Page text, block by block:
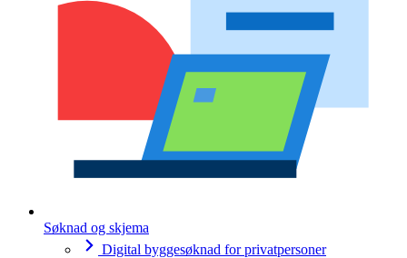
Søknad og skjema
Digital byggesøknad for privatpersoner